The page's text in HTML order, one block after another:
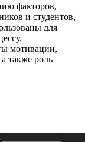
факторов,
и студентов,
для
мотивации,
также роль